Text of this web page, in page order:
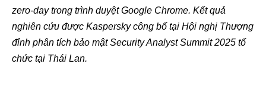
zero-day trong trình duyệt Google Chrome. Kết quả
nghiên cứu được Kaspersky công bố tại Hội nghị Thượng
đỉnh phân tích bảo mật Security Analyst Summit 2025 tổ
chức tại Thái Lan.